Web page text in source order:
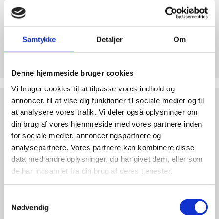
Samtykke Detaljer Om
Denne hjemmeside bruger cookies
Vi bruger cookies til at tilpasse vores indhold og
annoncer, til at vise dig funktioner til sociale medier og til
at analysere vores trafik. Vi deler også oplysninger om
din brug af vores hjemmeside med vores partnere inden
for sociale medier, annonceringspartnere og
analysepartnere. Vores partnere kan kombinere disse
data med andre oplysninger, du har givet dem, eller som
de har indsamlet fra din brug af deres tjenester.
Nødvendig
Life
internationalt
2.8:
Nyhedsbrev
3.0:
Nyheder
4.0:
Webshop
Støt Retten til Liv
Hjertelig tak for ethvert bidrag til Retten til Liv
Test
dine
argumenter